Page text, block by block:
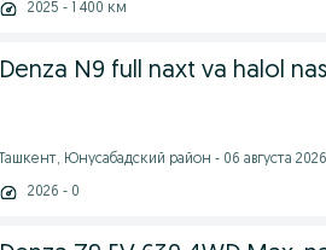
2025 - 1 400 км
Denza N9 full naxt va halol
Ташкент, Юнусабадский район - 06 августа 2026
2026 - 0